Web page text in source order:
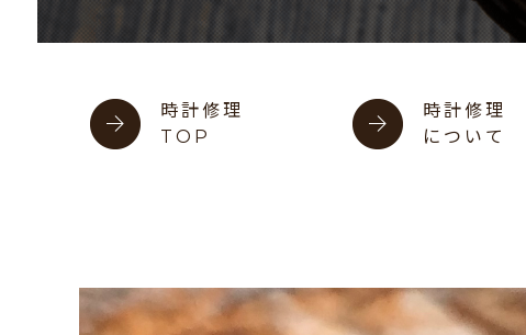
時計修理
TOP
時計修理
について